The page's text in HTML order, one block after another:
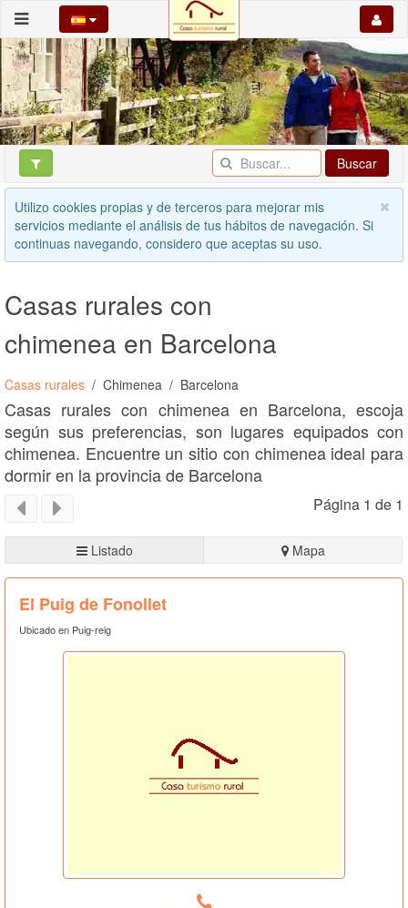
Buscar
Utilizo cookies propias y de terceros para mejorar mis
servicios mediante el análisis de tus hábitos de navegación. Si
continuas navegando, considero que aceptas su uso.
Casas rurales con
chimenea en Barcelona
Casas rurales Chimenea Barcelona
Casas rurales con chimenea en Barcelona, escoja
según sus preferencias, son lugares equipados con
chimenea. Encuentre un sitio con chimenea ideal para
dormir en la provincia de Barcelona
Página 1 de 1
Listado Mapa
El Puig de Fonollet
Ubicado en Puig-reig